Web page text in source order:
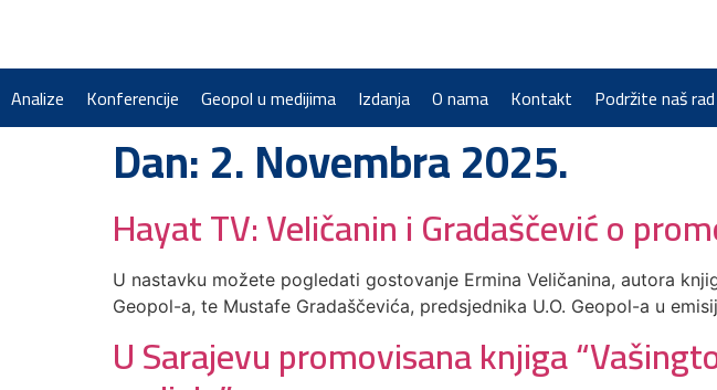
Analize Konferencije Geopol u medijima Izdanja O nama Kontakt Podržite naš rad
Dan:2. Novembra 2025.
Hayat TV: Veličanin i Gradaščević o
U nastavku možete pogledati gostovanje Ermina Veličanina, autora
Geopol-a, te Mustafe Gradaščevića, predsjednika U.O. Geopol-a u
U Sarajevu promovisana knjiga